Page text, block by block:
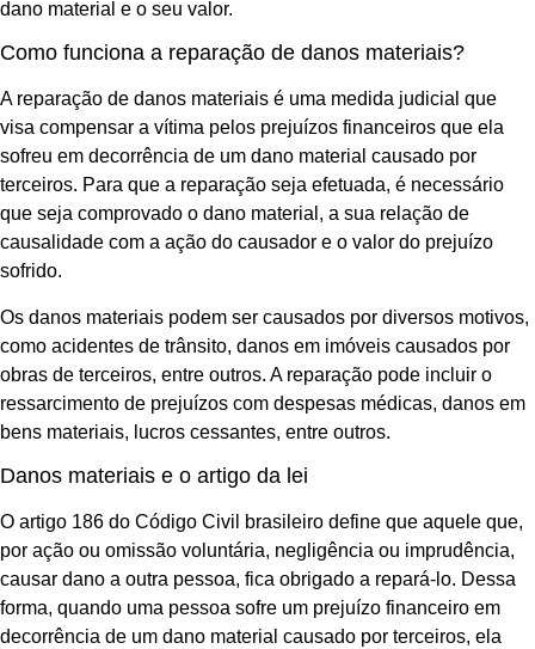
dano material e o seu valor.
Como funciona a reparação de danos materiais?
A reparação de danos materiais é uma medida judicial que
visa compensar a vítima pelos prejuízos financeiros que ela
sofreu em decorrência de um dano material causado por
terceiros. Para que a reparação seja efetuada, é necessário
que seja comprovado o dano material, a sua relação de
causalidade com a ação do causador e o valor do prejuízo
sofrido.
Os danos materiais podem ser causados por diversos motivos,
como acidentes de trânsito, danos em imóveis causados por
obras de terceiros, entre outros. A reparação pode incluir o
ressarcimento de prejuízos com despesas médicas, danos em
bens materiais, lucros cessantes, entre outros.
Danos materiais e o artigo da lei
O artigo 186 do Código Civil brasileiro define que aquele que,
por ação ou omissão voluntária, negligência ou imprudência,
causar dano a outra pessoa, fica obrigado a repará-lo. Dessa
forma, quando uma pessoa sofre um prejuízo financeiro em
decorrência de um dano material causado por terceiros, ela